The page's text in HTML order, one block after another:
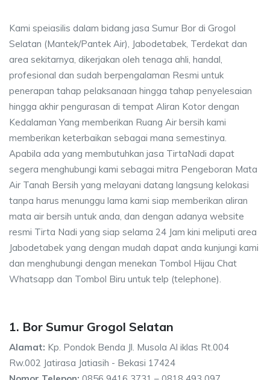
Kami speiasilis dalam bidang jasa Sumur Bor di Grogol
Selatan (Mantek/Pantek Air), Jabodetabek, Terdekat dan
area sekitarnya, dikerjakan oleh tenaga ahli, handal,
profesional dan sudah berpengalaman Resmi untuk
penerapan tahap pelaksanaan hingga tahap penyelesaian
hingga akhir pengurasan di tempat Aliran Kotor dengan
Kedalaman Yang memberikan Ruang Air bersih kami
memberikan keterbaikan sebagai mana semestinya.
Apabila ada yang membutuhkan jasa TirtaNadi dapat
segera menghubungi kami sebagai mitra Pengeboran Mata
Air Tanah Bersih yang melayani datang langsung kelokasi
tanpa harus menunggu lama kami siap memberikan aliran
mata air bersih untuk anda, dan dengan adanya website
resmi Tirta Nadi yang siap selama 24 Jam kini meliputi area
Jabodetabek yang dengan mudah dapat anda kunjungi kami
dan menghubungi dengan menekan Tombol Hijau Chat
Whatsapp dan Tombol Biru untuk telp (telephone).
1. Bor Sumur Grogol Selatan
Alamat: Kp. Pondok Benda Jl. Musola Al iklas Rt.004
Rw.002 Jatirasa Jatiasih - Bekasi 17424